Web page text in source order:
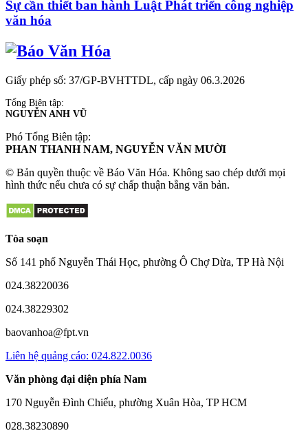
Sự cần thiết ban hành Luật Phát triển công nghiệp
văn hóa
Giấy phép số: 37/GP-BVHTTDL, cấp ngày 06.3.2026
Tổng Biên tập:
NGUYỄN ANH VŨ
Phó Tổng Biên tập:
PHAN THANH NAM, NGUYỄN VĂN MƯỜI
© Bản quyền thuộc về Báo Văn Hóa. Không sao chép dưới mọi
hình thức nếu chưa có sự chấp thuận bằng văn bản.
Tòa soạn
Số 141 phố Nguyễn Thái Học, phường Ô Chợ Dừa, TP Hà Nội
024.38220036
024.38229302
baovanhoa@fpt.vn
Liên hệ quảng cáo: 024.822.0036
Văn phòng đại diện phía Nam
170 Nguyễn Đình Chiểu, phường Xuân Hòa, TP HCM
028.38230890